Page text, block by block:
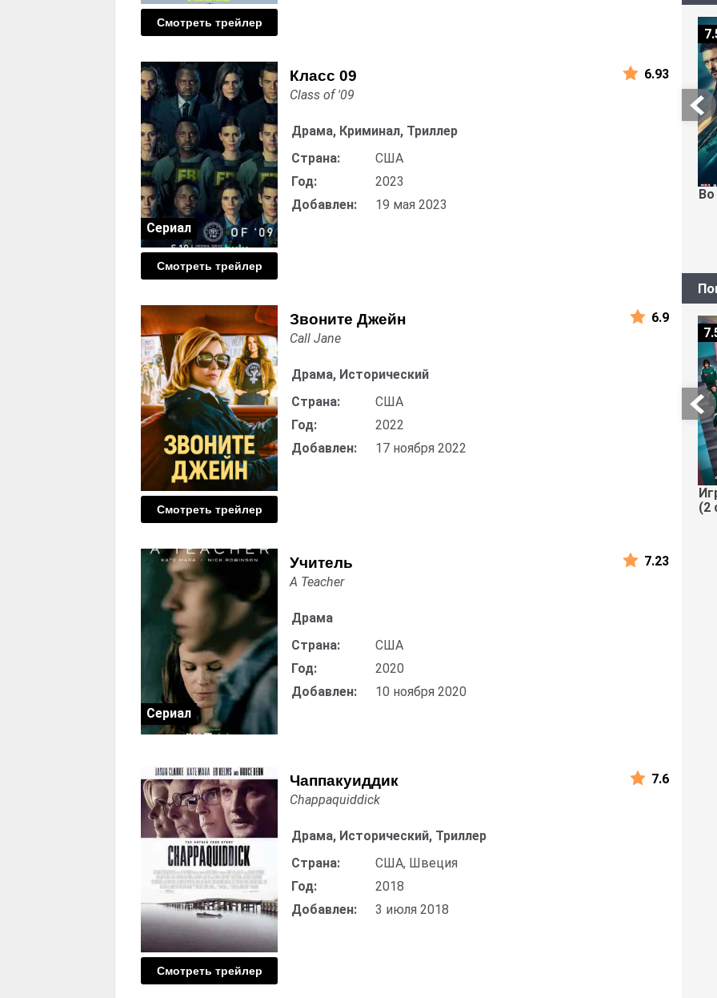
Смотреть трейлер
Класс 09
Смотреть трейлер
Class of '09
Драма, Криминал, Триллер
Страна:
США
Год:
2023
Добавлен:
19 мая 2023
Сериал
6.93
Звоните Джейн
Смотреть трейлер
Call Jane
Драма, Исторический
Страна:
США
Год:
2022
Добавлен:
17 ноября 2022
6.9
Учитель
A Teacher
Драма
Страна:
США
Год:
2020
Добавлен:
10 ноября 2020
Сериал
7.23
Чаппакуиддик
Смотреть трейлер
Chappaquiddick
Драма, Исторический, Триллер
Страна:
США, Швеция
Год:
2018
Добавлен:
3 июля 2018
7.6
Во
(2